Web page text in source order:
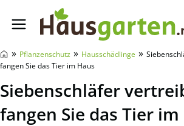
Hausgarten.net
» Pflanzenschutz » Hausschädlinge »
fangen Sie das Tier im Haus
Siebenschläfer
fangen Sie das Tier im